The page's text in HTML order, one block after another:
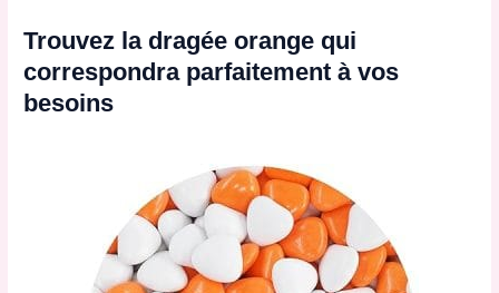
Trouvez la dragée orange qui
correspondra parfaitement à vos
besoins